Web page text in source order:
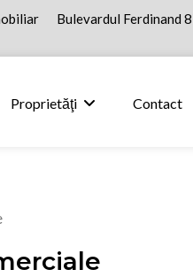
Bulevardul Ferdinand
Proprietăţi Contact